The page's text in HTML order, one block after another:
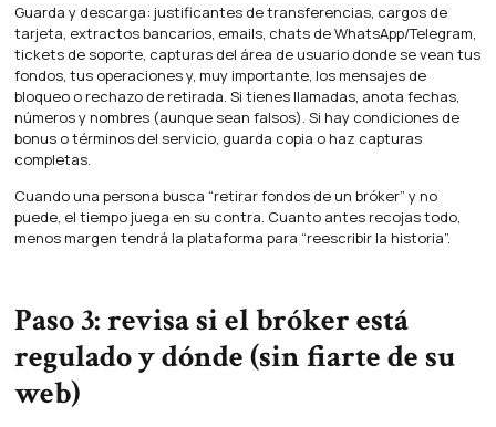
Guarda y descarga: justificantes de transferencias, cargos de
tarjeta, extractos bancarios, emails, chats de WhatsApp/Telegram,
tickets de soporte, capturas del área de usuario donde se vean tus
fondos, tus operaciones y, muy importante, los mensajes de
bloqueo o rechazo de retirada. Si tienes llamadas, anota fechas,
números y nombres (aunque sean falsos). Si hay condiciones de
bonus o términos del servicio, guarda copia o haz capturas
completas.
Cuando una persona busca “retirar fondos de un bróker” y no
puede, el tiempo juega en su contra. Cuanto antes recojas todo,
menos margen tendrá la plataforma para “reescribir la historia”.
Paso 3: revisa si el bróker está
regulado y dónde (sin fiarte de su
web)